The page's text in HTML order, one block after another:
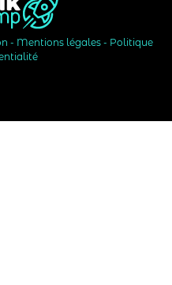
- Mentions légales- Politique